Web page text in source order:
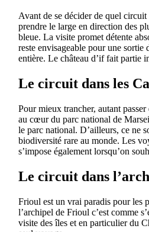
Avant de se décider de quel
prendre le large en direction des
bleue. La visite promet détente
reste envisageable pour une
entière. Le château d’if fait partie
Le circuit dans les
Pour mieux trancher, autant
au cœur du parc national de
le parc national. D’ailleurs, ce ne
biodiversité rare au monde. Les
s’impose également lorsqu’on
Le circuit dans
Frioul est un vrai paradis pour les
l’archipel de Frioul c’est comme
visite des îles et en particulier du